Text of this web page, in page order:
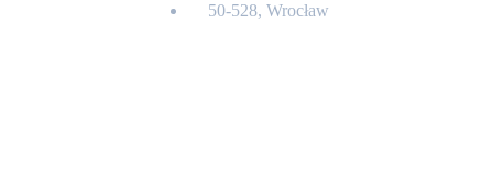
50-528, Wrocław